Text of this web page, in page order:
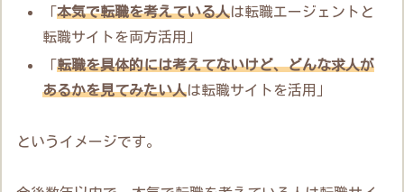
「本気で転職を考えている人は転職エージェントと
転職サイトを両方活用」
「転職を具体的には考えてないけど、どんな求人が
あるかを見てみたい人は転職サイトを活用」
というイメージです。